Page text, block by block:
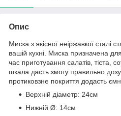
Опис
Миска з якісної неіржавкої сталі
вашій кухні. Миска призначена для
час приготування салатів, тіста,
шкала дасть змогу правильно
протиковзне покриття додасть
Верхній діаметр: 24см
Нижній Ø: 14см